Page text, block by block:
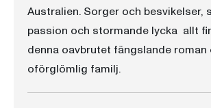
Australien. Sorger och besvikelser,
passion och stormande lycka  allt
denna oavbrutet fängslande roman
oförglömlig familj.